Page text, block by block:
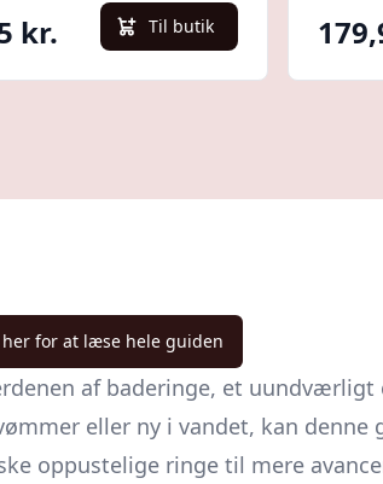
kr. Til butik
for at læse hele guiden
af baderinge, et
eller ny i vandet, kan
oppustelige ringe til mere